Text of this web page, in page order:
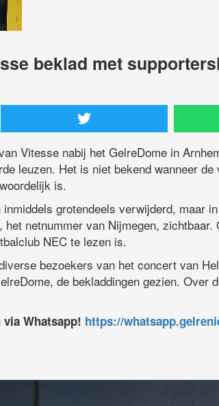
beklad met
Vitesse nabij het GelreDome in
leuzen. Het is niet bekend wanneer de
is.
grotendeels verwijderd, maar
het netnummer van Nijmegen,
NEC te lezen is.
bezoekers van het concert van
de bekladdingen gezien. Over
Whatsapp! https://